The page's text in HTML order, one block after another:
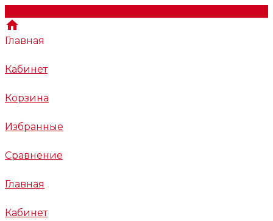
Главная
Кабинет
Корзина
Избранные
Сравнение
Главная
Кабинет